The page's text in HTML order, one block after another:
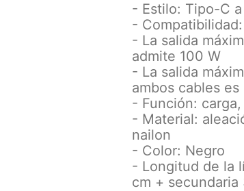
- Estilo: Tipo-C
-
- La salida
admite 100 W
- La salida
ambos cables es
- Función:
- Material:
nailon
- Color: Negro
- Longitud de la
cm + secundaria